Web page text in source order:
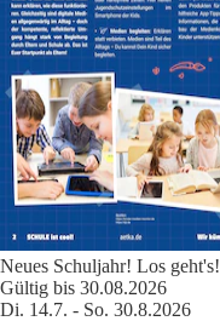
Neues Schuljahr! Los geht's!
Gültig bis 30.08.2026
Di. 14.7. - So. 30.8.2026